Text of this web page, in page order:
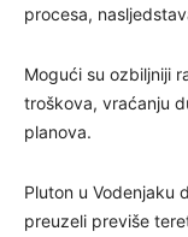
procesa,
Mogući su ozbiljniji
troškova, vraćanju
planova.
Pluton u Vodenjaku
preuzeli previše